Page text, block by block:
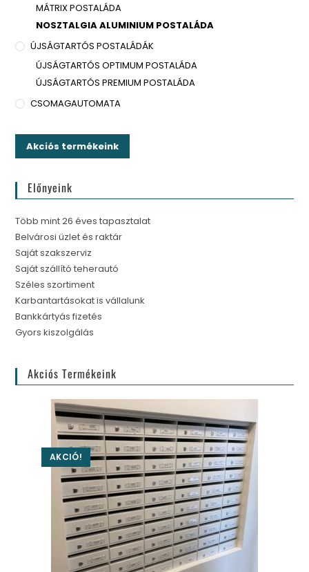
MÁTRIX POSTALÁDA
NOSZTALGIA ALUMINIUM POSTALÁDA
ÚJSÁGTARTÓS POSTALÁDÁK
ÚJSÁGTARTÓS OPTIMUM POSTALÁDA
ÚJSÁGTARTÓS PREMIUM POSTALÁDA
CSOMAGAUTOMATA
Akciós termékeink
Előnyeink
Több mint 26 éves tapasztalat
Belvárosi üzlet és raktár
Saját szakszerviz
Saját szállító teherautó
Széles szortiment
Karbantartásokat is vállalunk
Bankkártyás fizetés
Gyors kiszolgálás
Akciós Termékeink
AKCIÓ!